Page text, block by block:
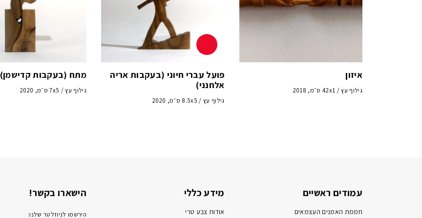
איזון
גילוף עץ / 42x1 ס״מ, 2018
פועל עברי חיוני (בעקבות אריה
אלחנני)
גילוף עץ / 8.5x5 ס״מ, 2020
מתח (בעקבות קדישמן)
גילוף עץ / 7x5 ס״מ, 2020
עמודים ראשיים
חממת האמנים העצמאים
מידע כללי
אודות צבע טרי
הישארו בקשר!
הירשמו לניוזלטר שלנו: